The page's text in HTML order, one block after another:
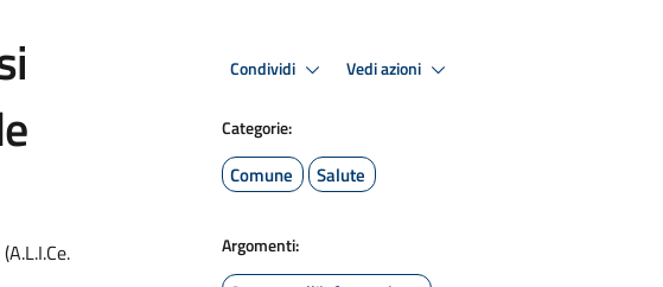
Condividi Vedi azioni
Categorie:
Comune Salute
Argomenti: